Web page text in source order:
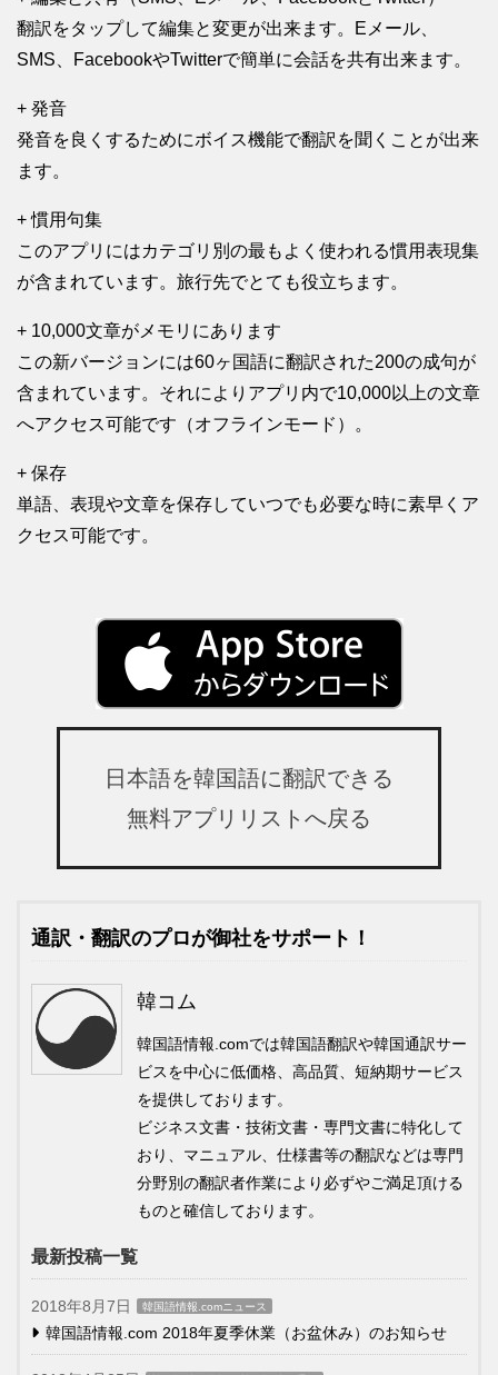
翻訳をタップして編集と変更が出来ます。Eメール、
SMS、FacebookやTwitterで簡単に会話を共有出来ます。
+ 発音
発音を良くするためにボイス機能で翻訳を聞くことが出来
ます。
+ 慣用句集
このアプリにはカテゴリ別の最もよく使われる慣用表現集
が含まれています。旅行先でとても役立ちます。
+ 10,000文章がメモリにあります
この新バージョンには60ヶ国語に翻訳された200の成句が
含まれています。それによりアプリ内で10,000以上の文章
へアクセス可能です（オフラインモード）。
+ 保存
単語、表現や文章を保存していつでも必要な時に素早くア
クセス可能です。
日本語を韓国語に翻訳できる
無料アプリリストへ戻る
通訳・翻訳のプロが御社をサポート！
韓コム
韓国語情報.comでは韓国語翻訳や韓国通訳サー
ビスを中心に低価格、高品質、短納期サービス
を提供しております。
ビジネス文書・技術文書・専門文書に特化して
おり、マニュアル、仕様書等の翻訳などは専門
分野別の翻訳者作業により必ずやご満足頂ける
ものと確信しております。
最新投稿一覧
2018年8月7日 韓国語情報.comニュース
韓国語情報.com 2018年夏季休業（お盆休み）のお知らせ